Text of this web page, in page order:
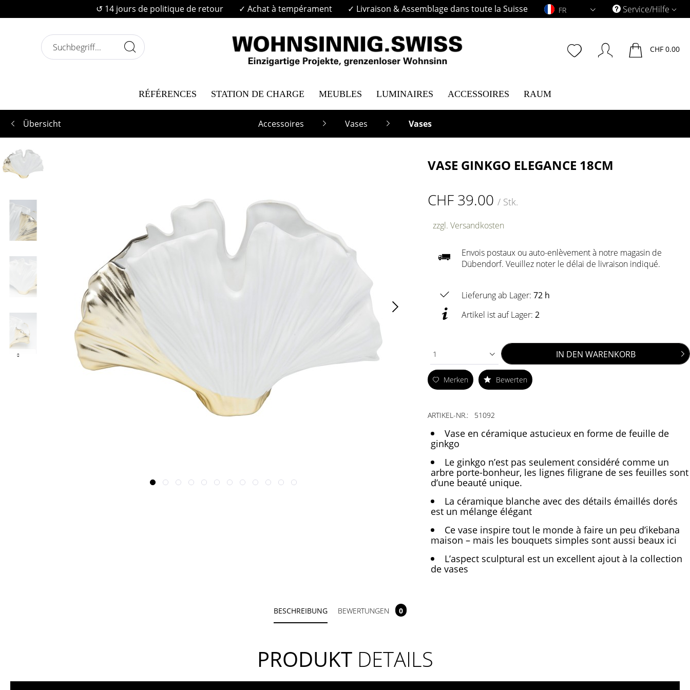
↺ 14 jours de politique de retour ✓ Achat à tempérament ✓ Livraison & Assemblage dans toute la Suisse FR Service/Hilfe
CHF 0.00
RÉFÉRENCES STATION DE CHARGE MEUBLES LUMINAIRES ACCESSOIRES RAUM
Übersicht Accessoires Vases Vases
VASE GINKGO ELEGANCE 18CM
CHF 39.00/ Stk.
zzgl. Versandkosten
Envois postaux ou auto-enlèvement à notre magasin de
Dübendorf. Veuillez noter le délai de livraison indiqué.
Lieferung ab Lager:72 h
Artikel ist auf Lager:2
1 IN DEN WARENKORB
Merken Bewerten
ARTIKEL-NR.: 51092
Vase en céramique astucieux en forme de feuille de
ginkgo
Le ginkgo n’est pas seulement considéré comme un
arbre porte-bonheur, les lignes filigrane de ses feuilles sont
d’une beauté unique.
La céramique blanche avec des détails émaillés dorés
est un mélange élégant
Ce vase inspire tout le monde à faire un peu d’ikebana
maison – mais les bouquets simples sont aussi beaux ici
L’aspect sculptural est un excellent ajout à la collection
de vases
BESCHREIBUNG BEWERTUNGEN 0
PRODUKTDETAILS